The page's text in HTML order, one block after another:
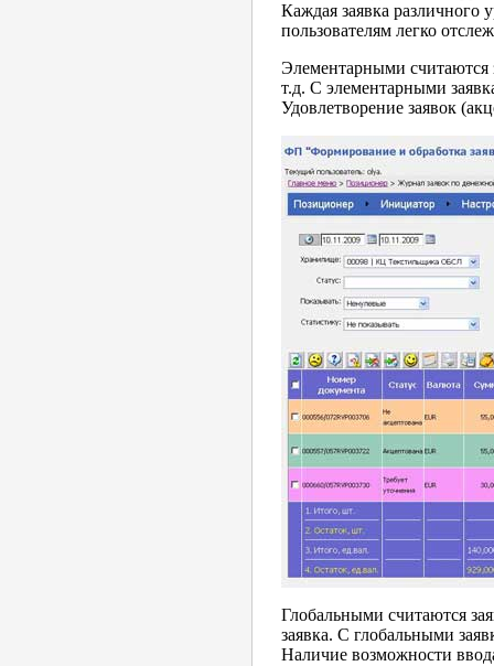
Каждая заявка различного
пользователям легко
Элементарными считаются
т.д. С элементарными
Удовлетворение заявок
Глобальными считаются
заявка. С глобальными
Наличие возможности